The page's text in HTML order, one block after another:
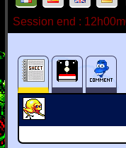
Session end :